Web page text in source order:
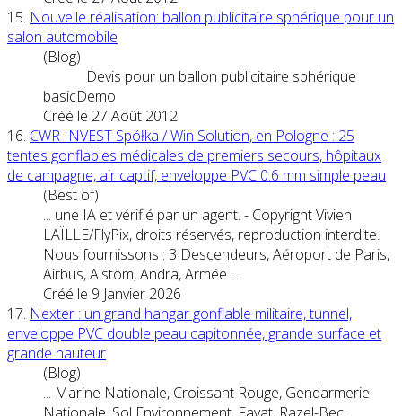
15. Nouvelle réalisation: ballon publicitaire sphérique pour un
salon automobile
(Blog)
Devis pour un ballon publicitaire sphérique
basicDemo
Créé le 27 Août 2012
16. CWR INVEST Spółka / Win Solution, en Pologne : 25
tentes gonflables médicales de premiers secours, hôpitaux
de campagne, air captif, enveloppe PVC 0.6 mm simple peau
(Best of)
... une IA et vérifié par un agent. - Copyright Vivien
LAÏLLE/FlyPix, droits réservés, reproduction interdite.
Nous fournissons : 3 Descendeurs, Aéroport de Paris,
Airbus, Alstom, Andra, Armée ...
Créé le 9 Janvier 2026
17. Nexter : un grand hangar gonflable militaire, tunnel,
enveloppe PVC double peau capitonnée, grande surface et
grande hauteur
(Blog)
... Marine Nationale, Croissant Rouge, Gendarmerie